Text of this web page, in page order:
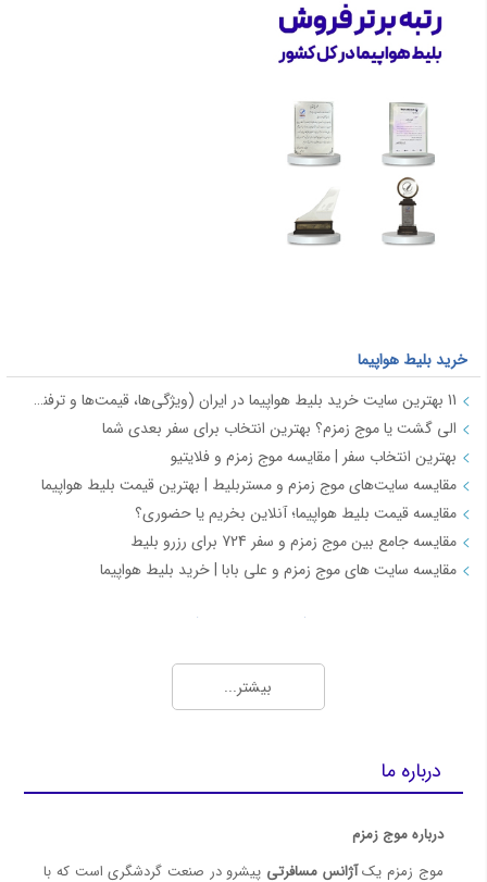
خرید بلیط هواپیما
11 بهترین سایت خرید بلیط هواپیما در ایران (ویژگی‌ها، قیمت‌ها و ترفندها)
الی گشت یا موج زمزم؟ بهترین انتخاب برای سفر بعدی شما
بهترین انتخاب سفر | مقایسه موج زمزم و فلایتیو
مقایسه سایت‌های موج زمزم و مستربلیط | بهترین قیمت بلیط هواپیما
مقایسه قیمت بلیط هواپیما؛ آنلاین بخریم یا حضوری؟
مقایسه جامع بین موج زمزم و سفر 724 برای رزرو بلیط
مقایسه سایت های موج زمزم و علی بابا | خرید بلیط هواپیما
رزرو گروهی بلیط هواپیما با تخفیف ویژه | موج زمزم
رزرو بلیط هواپیما چارتر
بیشتر...
درباره ما
درباره موج زمزم
موج زمزم یکآژانس مسافرتی پیشرو در صنعت گردشگری است که با